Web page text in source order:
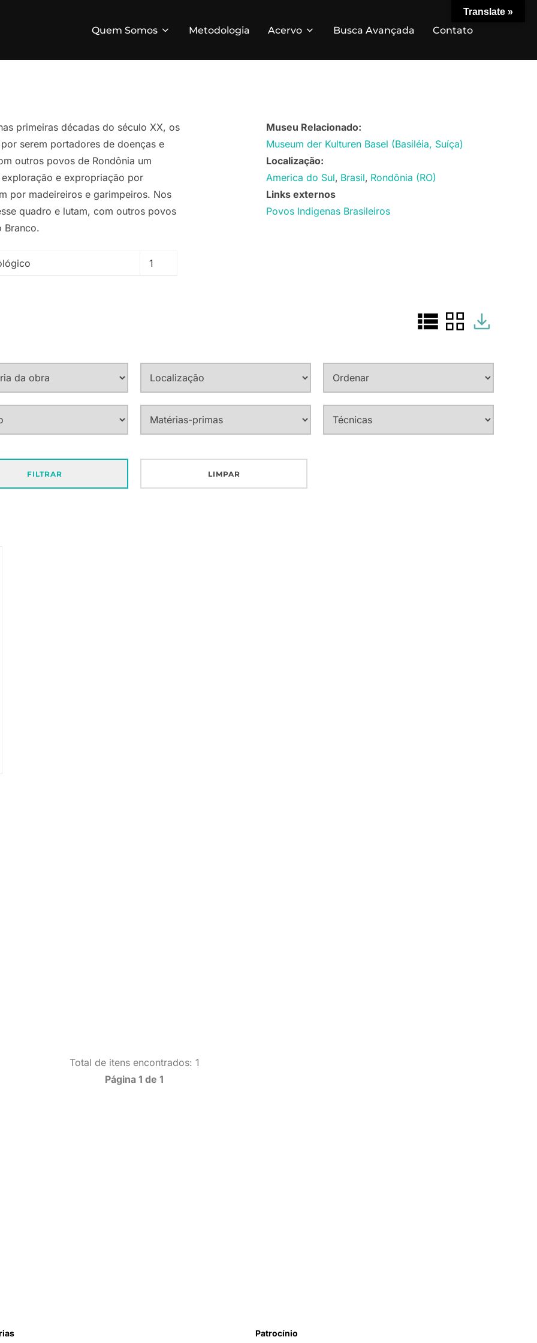
Quem Somos Metodologia Acervo Busca Avançada Contato
primeiras décadas do século XX, os
serem portadores de doenças e
outros povos de Rondônia um
e expropriação por
por madeireiros e garimpeiros. Nos
quadro e lutam, com outros povos
Branco.
1
Museu Relacionado:
Museum der Kulturen Basel (Basiléia, Suíça)
Localização:
America do Sul Brasil Rondônia (RO)
Links externos
Povos Indigenas Brasileiros
FILTRAR LIMPAR
Total de itens encontrados: 1
Página 1 de 1
Patrocínio
Translate »